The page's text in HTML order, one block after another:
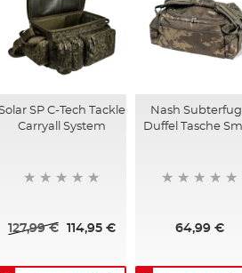
SP C-Tech Tackle
Carryall System
127,99 € 114,95 €
Nash
Duffel Tasche
64,99 €